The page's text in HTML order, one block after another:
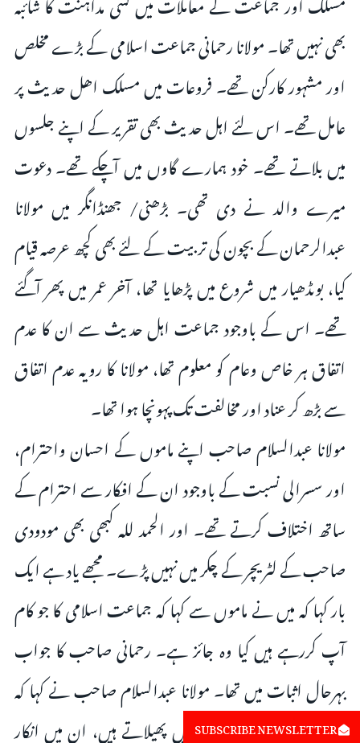
بھی نہیں تھا۔ مولانا رحمانی جماعت اسلامی کے بڑے مخلص
اور مشہور کارکن تھے۔ فروعات میں مسلک اھل حدیث پر
عامل تھے۔ اس لئے اہل حدیث بھی تقریر کے اپنے جلسوں
میں بلاتے تھے۔ خود ہمارے گاوں میں آچکے تھے۔ دعوت
میرے والد نے دی تھی۔ بڑھنی/ جھنڈانگر میں مولانا
عبدالرحمان کے بچون کی تربیت کے لئے بھی کچھ عرصہ قیام
کیا، بوںڈھیار میں شروع میں پڑھایا تھا، آخر عمر میں پھر آگئے
تھے۔ اس کے باوجود جماعت اہل حدیث سے ان کا عدم
اتفاق ہر خاص وعام کو معلوم تھا، مولانا کا رویہ عدم اتفاق
سے بڑھ کر عناد اور مخالفت تک پہونچا ہوا تھا۔
مولانا عبدالسلام صاحب اپنے ماموں کے احسان واحترام،
اور سسرالی نسبت کے باوجود ان کے افکار سے احترام کے
ساتھ اختلاف کرتے تھے۔ اور الحمد للہ کبھی بھی مودودی
صاحب کے لٹریچر کے چکر میں نہیں پڑے۔ مجھے یاد ہے ایک
بار کہا کہ میں نے ماموں سے کہا کہ جماعت اسلامی کا جو کام
آپ کررہے ہیں کیا وہ جائز ہے۔ رحمانی صاحب کا جواب
بہرحال اثبات میں تھا۔ مولانا عبدالسلام صاحب نے کہا کہ
آپ مودودی صاحب کی کتابیں پھیلاتے ہیں، ان میں انکار
SUBSCRIBE NEWSLETTER